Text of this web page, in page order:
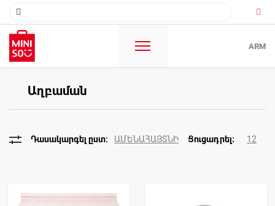
ARM
Աղբաման
ԱՄԵՆԱՀԱՅՏՆԻ 12